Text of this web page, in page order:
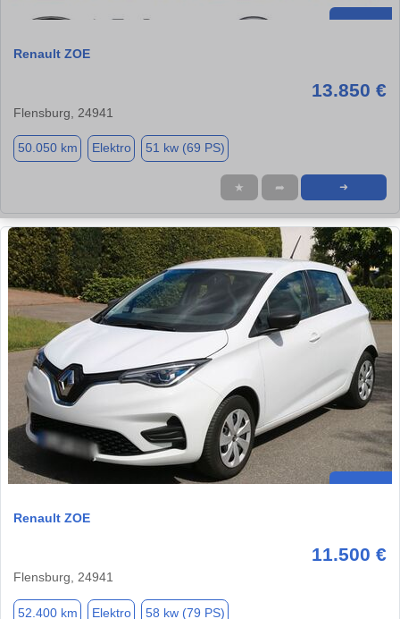
Renault ZOE
13.850 €
Flensburg, 24941
50.050 km Elektro 51 kw (69 PS)
★ ➦ ➜
Renault ZOE
11.500 €
Flensburg, 24941
52.400 km Elektro 58 kw (79 PS)